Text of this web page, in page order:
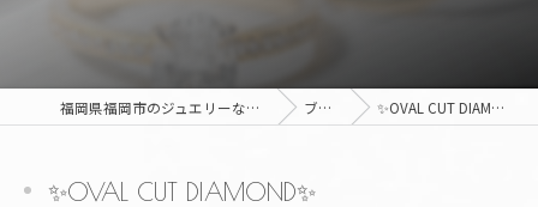
福岡県福岡市のジュエリーならSRIYE ブログ ✨OVAL CUT DIAMOND✨
✨OVAL CUT DIAMOND✨